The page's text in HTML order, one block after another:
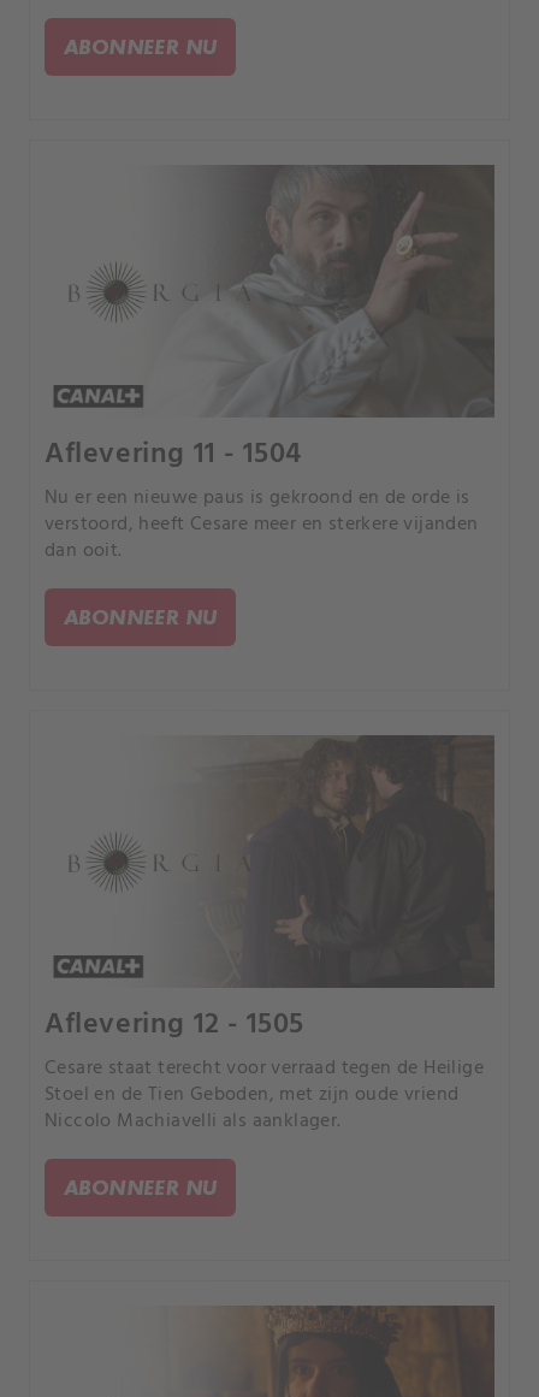
ABONNEER NU
Aflevering 11 - 1504
Nu er een nieuwe paus is gekroond en de orde is
verstoord, heeft Cesare meer en sterkere vijanden
dan ooit.
ABONNEER NU
Aflevering 12 - 1505
Cesare staat terecht voor verraad tegen de Heilige
Stoel en de Tien Geboden, met zijn oude vriend
Niccolo Machiavelli als aanklager.
ABONNEER NU